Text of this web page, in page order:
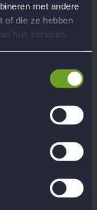
met andere
of die ze hebben
hun services.